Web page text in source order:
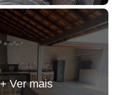
+ Ver mais